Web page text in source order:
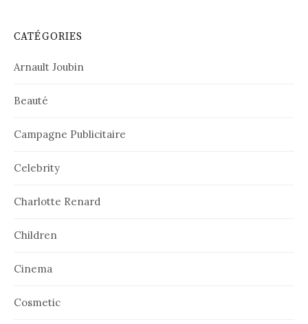
CATÉGORIES
Arnault Joubin
Beauté
Campagne Publicitaire
Celebrity
Charlotte Renard
Children
Cinema
Cosmetic